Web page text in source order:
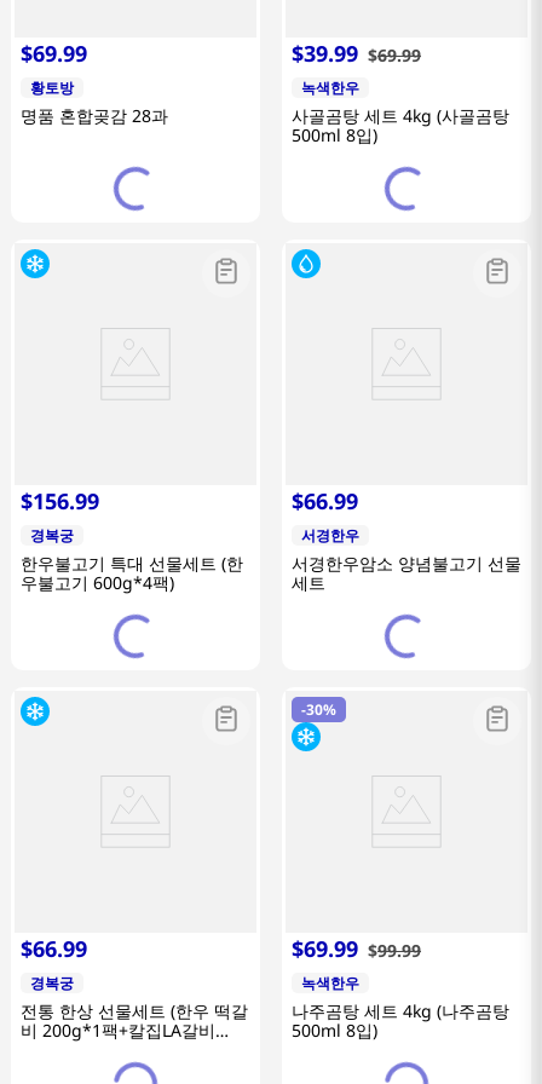
$69.99
황토방
명품 혼합곶감 28과
$39.99 $69.99
녹색한우
사골곰탕 세트 4kg (사골곰탕
500ml 8입)
$156.99
경복궁
한우불고기 특대 선물세트 (한
우불고기 600g*4팩)
$66.99
서경한우
서경한우암소 양념불고기 선물
세트
$66.99
경복궁
전통 한상 선물세트 (한우 떡갈
비 200g*1팩+칼집LA갈비
600g*1팩+한우사골 고기곰탕
-30%
$69.99 $99.99
녹색한우
나주곰탕 세트 4kg (나주곰탕
500ml 8입)